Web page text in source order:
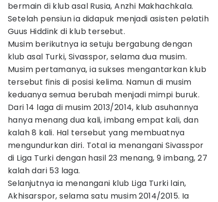
bermain di klub asal Rusia, Anzhi Makhachkala.
Setelah pensiun ia didapuk menjadi asisten pelatih
Guus Hiddink di klub tersebut.
Musim berikutnya ia setuju bergabung dengan
klub asal Turki, Sivasspor, selama dua musim.
Musim pertamanya, ia sukses mengantarkan klub
tersebut finis di posisi kelima. Namun di musim
keduanya semua berubah menjadi mimpi buruk.
Dari 14 laga di musim 2013/2014, klub asuhannya
hanya menang dua kali, imbang empat kali, dan
kalah 8 kali. Hal tersebut yang membuatnya
mengundurkan diri. Total ia menangani Sivasspor
di Liga Turki dengan hasil 23 menang, 9 imbang, 27
kalah dari 53 laga.
Selanjutnya ia menangani klub Liga Turki lain,
Akhisarspor, selama satu musim 2014/2015. Ia